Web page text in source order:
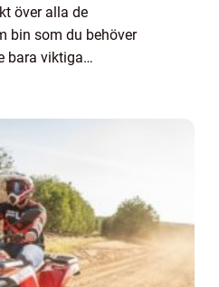
över alla de
bin som du behöver
bara viktiga